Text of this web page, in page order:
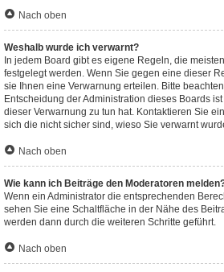
Nach oben
Weshalb wurde ich verwarnt?
In jedem Board gibt es eigene Regeln, die
festgelegt werden. Wenn Sie gegen eine dieser
sie Ihnen eine Verwarnung erteilen. Bitte
Entscheidung der Administration dieses Boards
dieser Verwarnung zu tun hat. Kontaktieren Sie
sich die nicht sicher sind, wieso Sie verwarnt
Nach oben
Wie kann ich Beiträge den Moderatoren
Wenn ein Administrator die entsprechenden
sehen Sie eine Schaltfläche in der Nähe des
werden dann durch die weiteren Schritte geführt.
Nach oben